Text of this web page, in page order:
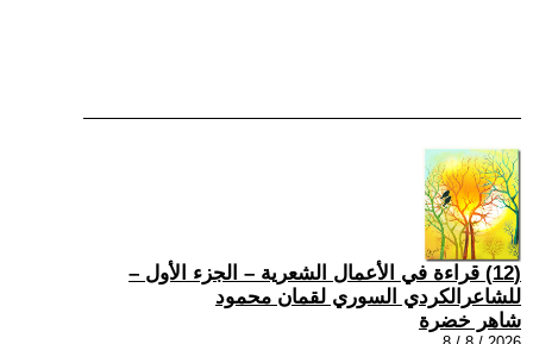
(12) قراءة في الأعمال الشعرية – الجزء الأول –
للشاعرالكردي السوري لقمان محمود
شاهر خضرة